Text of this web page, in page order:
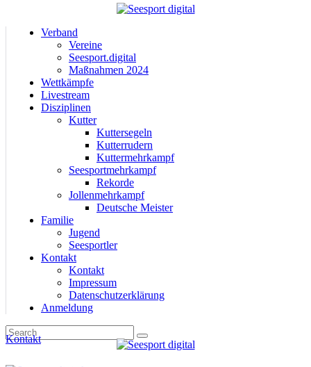
Verband
Vereine
Seesport.digital
Maßnahmen 2024
Wettkämpfe
Livestream
Disziplinen
Kutter
Kuttersegeln
Kutterrudern
Kuttermehrkampf
Seesportmehrkampf
Rekorde
Jollenmehrkampf
Deutsche Meister
Familie
Jugend
Seesportler
Kontakt
Kontakt
Impressum
Datenschutzerklärung
Anmeldung
Kontakt